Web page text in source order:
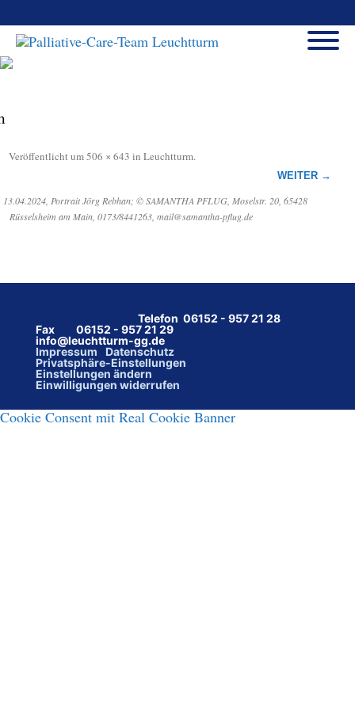
Veröffentlichtum506 × 643 in Leuchtturm.
WEITER →
13.04.2024, Portrait Jörg Rebhan; © SAMANTHA PFLUG, Moselstr. 20, 65428
Rüsselsheim am Main, 0173/8441263, mail@samantha-pflug.de
Telefon 06152 - 957 21 28
Fax 06152 - 957 21 29
info@leuchtturm-gg.de
Impressum
Datenschutz
Privatsphäre-Einstellungen
Einstellungen ändern
Einwilligungen widerrufen
Cookie Consent mit Real Cookie Banner